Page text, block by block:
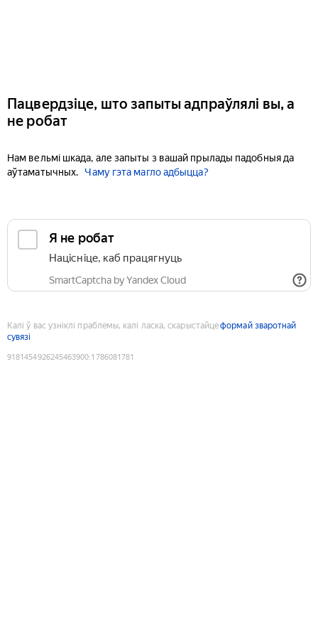
Пацвердзіце, што запыты адпраўлялі вы, а
не робат
Нам вельмі шкада, але запыты з вашай прылады падобныя да
аўтаматычных.
Чаму гэта магло адбыцца?
Я не робат
Націсніце, каб працягнуць
SmartCaptcha by Yandex Cloud
Калі ў вас узніклі праблемы, калі ласка, скарыстайцеформай зваротнай
сувязі
9181454926245463900:1786081781